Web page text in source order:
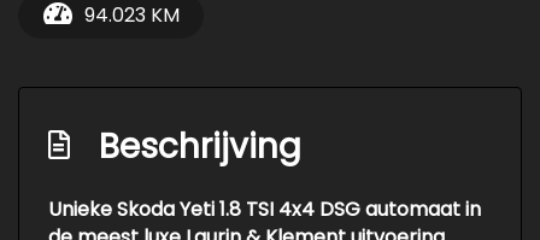
94.023 KM
Beschrijving
Unieke Skoda Yeti 1.8 TSI 4x4 DSG automaat in